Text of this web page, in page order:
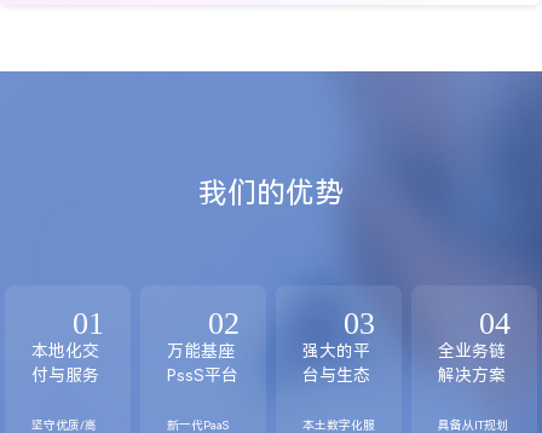
我们的优势
01
本地化交
付与服务
坚守优质/高
02
万能基座
PssS平台
新一代PaaS
03
强大的平
台与生态
本土数字化服
04
全业务链
解决方案
具备从IT规划